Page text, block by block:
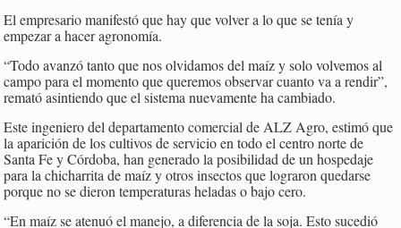
El empresario manifestó que hay que volver a lo que se tenía y
empezar a hacer agronomía.
“Todo avanzó tanto que nos olvidamos del maíz y solo volvemos al
campo para el momento que queremos observar cuanto va a rendir”,
remató asintiendo que el sistema nuevamente ha cambiado.
Este ingeniero del departamento comercial de ALZ Agro, estimó que
la aparición de los cultivos de servicio en todo el centro norte de
Santa Fe y Córdoba, han generado la posibilidad de un hospedaje
para la chicharrita de maíz y otros insectos que lograron quedarse
porque no se dieron temperaturas heladas o bajo cero.
“En maíz se atenuó el manejo, a diferencia de la soja. Esto sucedió